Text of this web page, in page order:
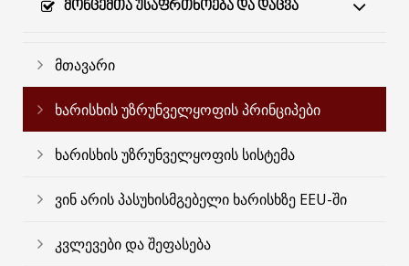
ᲛᲝᲜᲪᲔᲛᲗᲐ ᲣᲡᲐᲤᲠᲗᲮᲝᲔᲑᲐ ᲓᲐ ᲓᲐᲪᲕᲐ
მთავარი
ხარისხის უზრუნველყოფის პრინციპები
ხარისხის უზრუნველყოფის სისტემა
ვინ არის პასუხისმგებელი ხარისხზე EEU-ში
კვლევები და შეფასება